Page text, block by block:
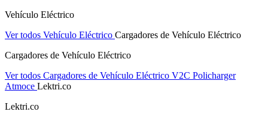
Vehículo Eléctrico
Ver todos Vehículo Eléctrico Cargadores de Vehículo Eléctrico
Cargadores de Vehículo Eléctrico
Ver todos Cargadores de Vehículo Eléctrico V2C Policharger
Atmoce Lektri.co
Lektri.co